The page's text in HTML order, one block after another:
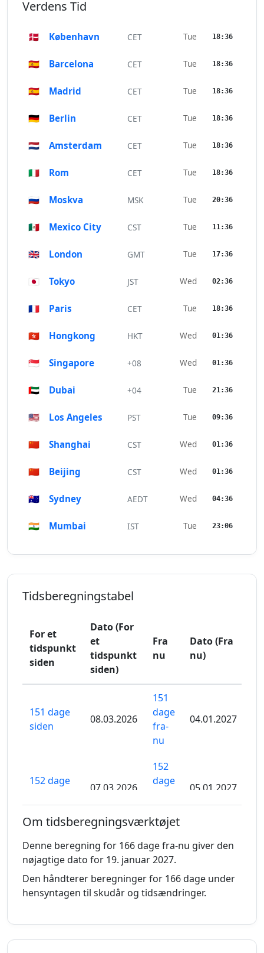
Verdens Tid
🇩🇰 København CET Tue 18:36
🇪🇸 Barcelona CET Tue 18:36
🇪🇸 Madrid CET Tue 18:36
🇩🇪 Berlin CET Tue 18:36
🇳🇱 Amsterdam CET Tue 18:36
🇮🇹 Rom CET Tue 18:36
🇷🇺 Moskva MSK Tue 20:36
🇲🇽 Mexico City CST Tue 11:36
🇬🇧 London GMT Tue 17:36
🇯🇵 Tokyo JST Wed 02:36
🇫🇷 Paris CET Tue 18:36
🇭🇰 Hongkong HKT Wed 01:36
🇸🇬 Singapore +08 Wed 01:36
🇦🇪 Dubai +04 Tue 21:36
🇺🇸 Los Angeles PST Tue 09:36
🇨🇳 Shanghai CST Wed 01:36
🇨🇳 Beijing CST Wed 01:36
🇦🇺 Sydney AEDT Wed 04:36
🇮🇳 Mumbai IST Tue 23:06
Tidsberegningstabel
For et
tidspunkt
siden
Dato (For
et
tidspunkt
siden)
Fra
nu
Dato (Fra
nu)
151 dage
siden
08.03.2026
151
dage
fra-
nu
04.01.2027
152 dage
07.03.2026
152
dage
nu
05.01.2027
153 dage
siden
06.03.2026
dage
fra-
nu
05.03.2026 07.01.2027
Om tidsberegningsværktøjet
Denne beregning for 166 dage fra-nu giver den
nøjagtige dato for 19. januar 2027.
Den håndterer beregninger for 166 dage under
hensyntagen til skudår og tidsændringer.